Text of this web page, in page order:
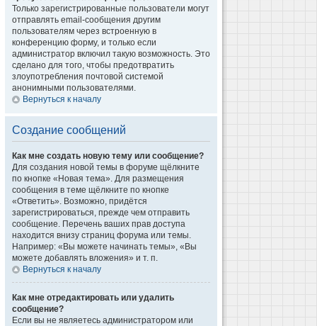
Только зарегистрированные пользователи могут
отправлять email-сообщения другим
пользователям через встроенную в
конференцию форму, и только если
администратор включил такую возможность. Это
сделано для того, чтобы предотвратить
злоупотребления почтовой системой
анонимными пользователями.
Вернуться к началу
Создание сообщений
Как мне создать новую тему или сообщение?
Для создания новой темы в форуме щёлкните
по кнопке «Новая тема». Для размещения
сообщения в теме щёлкните по кнопке
«Ответить». Возможно, придётся
зарегистрироваться, прежде чем отправить
сообщение. Перечень ваших прав доступа
находится внизу страниц форума или темы.
Например: «Вы можете начинать темы», «Вы
можете добавлять вложения» и т. п.
Вернуться к началу
Как мне отредактировать или удалить
сообщение?
Если вы не являетесь администратором или